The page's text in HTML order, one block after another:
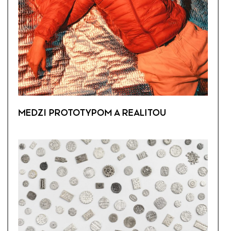
MEDZI PROTOTYPOM A REALITOU